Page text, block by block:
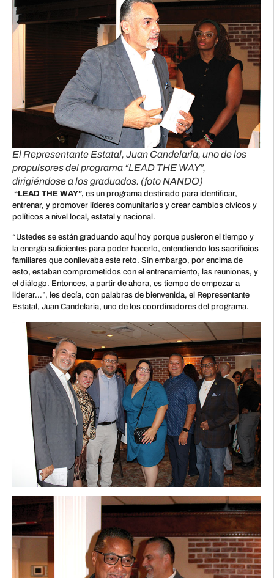
El Representante Estatal, Juan Candelaria, uno de los
propulsores del programa “LEAD THE WAY”,
dirigiéndose a los graduados. (foto NANDO)
“LEAD THE WAY”, es un programa destinado para identificar,
entrenar, y promover líderes comunitarios y crear cambios cívicos y
políticos a nivel local, estatal y nacional.
“Ustedes se están graduando aquí hoy porque pusieron el tiempo y
la energía suficientes para poder hacerlo, entendiendo los sacrificios
familiares que conllevaba este reto. Sin embargo, por encima de
esto, estaban comprometidos con el entrenamiento, las reuniones, y
el diálogo. Entonces, a partir de ahora, es tiempo de empezar a
liderar…”, les decía, con palabras de bienvenida, el Representante
Estatal, Juan Candelaria, uno de los coordinadores del programa.